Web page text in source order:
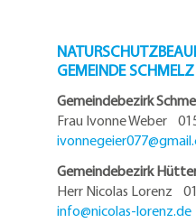
GEMEINDE SCHMELZ
Gemeindebezirk
Frau Ivonne Weber
ivonnegeier077@
Gemeindebezirk
Herr Nicolas Lorenz
info@nicolas-lorenz.de